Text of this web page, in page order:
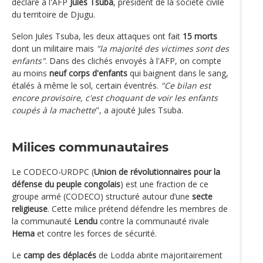
du territoire de Djugu.
Selon Jules Tsuba, les deux attaques ont fait 15 morts
dont un militaire mais "la majorité des victimes sont des
enfants". Dans des clichés envoyés à l'AFP, on compte
au moins neuf corps d'enfants qui baignent dans le sang,
étalés à même le sol, certain éventrés. "Ce bilan est
encore provisoire, c'est choquant de voir les enfants
coupés à la machette", a ajouté Jules Tsuba.
Milices communautaires
Le CODECO-URDPC (Union de révolutionnaires pour la
défense du peuple congolais) est une fraction de ce
groupe armé (CODECO) structuré autour d’une secte
religieuse. Cette milice prétend défendre les membres de
la communauté Lendu contre la communauté rivale
Hema et contre les forces de sécurité.
Le camp des déplacés de Lodda abrite majoritairement